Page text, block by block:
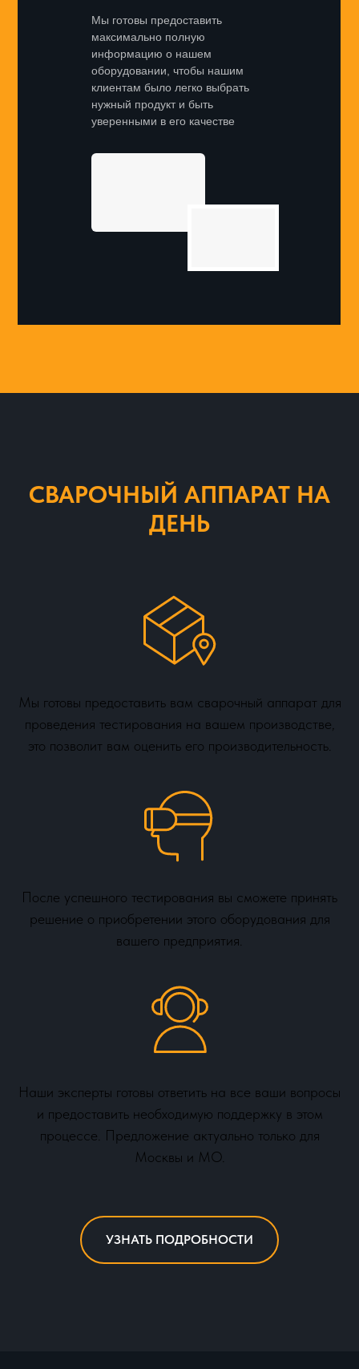
Мы готовы предоставить
максимально полную
информацию о нашем
оборудовании, чтобы нашим
клиентам было легко выбрать
нужный продукт и быть
уверенными в его качестве
СВАРОЧНЫЙ АППАРАТ НА
ДЕНЬ
Мы готовы предоставить вам сварочный аппарат для
проведения тестирования на вашем производстве,
это позволит вам оценить его производительность.
После успешного тестирования вы сможете принять
решение о приобретении этого оборудования для
вашего предприятия.
Наши эксперты готовы ответить на все ваши вопросы
и предоставить необходимую поддержку в этом
процессе. Предложение актуально только для
Москвы и МО.
УЗНАТЬ ПОДРОБНОСТИ